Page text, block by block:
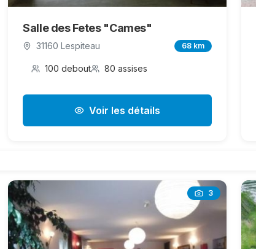
Salle des Fetes "Cames"
31160 Lespiteau 68 km
100 debout 80 assises
Voir les détails
3